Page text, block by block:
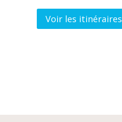
Voir les itinéraires